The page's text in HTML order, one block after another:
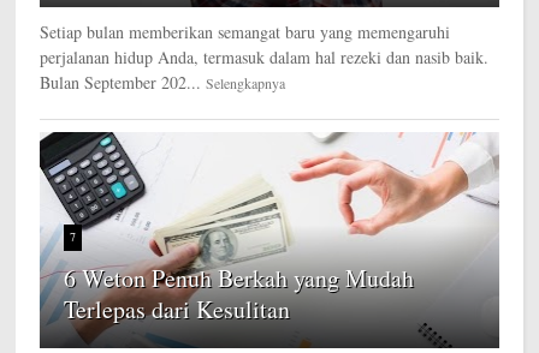
Setiap bulan memberikan semangat baru yang memengaruhi
perjalanan hidup Anda, termasuk dalam hal rezeki dan nasib baik.
Bulan September 202... Selengkapnya
7
6 Weton Penuh Berkah yang Mudah
Terlepas dari Kesulitan